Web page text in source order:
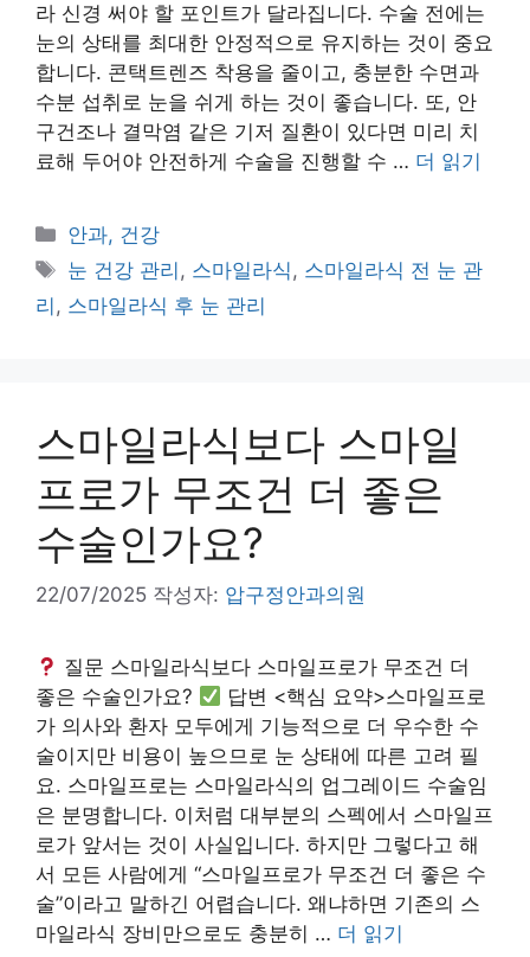
라 신경 써야 할 포인트가 달라집니다. 수술 전에는
눈의 상태를 최대한 안정적으로 유지하는 것이 중요
합니다. 콘택트렌즈 착용을 줄이고, 충분한 수면과
수분 섭취로 눈을 쉬게 하는 것이 좋습니다. 또, 안
구건조나 결막염 같은 기저 질환이 있다면 미리 치
료해 두어야 안전하게 수술을 진행할 수 … 더 읽기
카
테
리
안과, 건강
태
그
눈 건강 관리 , 스마일라식 , 스마일라식 전 눈 관
리 , 스마일라식 후 눈 관리
스마일라식보다 스마일
프로가 무조건 더 좋은
수술인가요?
22/07/2025 작성자: 압구정안과의원
질문 스마일라식보다 스마일프로가 무조건 더
좋은 수술인가요?
답변 <핵심 요약>스마일프로
가 의사와 환자 모두에게 기능적으로 더 우수한 수
술이지만 비용이 높으므로 눈 상태에 따른 고려 필
요. 스마일프로는 스마일라식의 업그레이드 수술임
은 분명합니다. 이처럼 대부분의 스펙에서 스마일프
로가 앞서는 것이 사실입니다. 하지만 그렇다고 해
서 모든 사람에게 “스마일프로가 무조건 더 좋은 수
술”이라고 말하긴 어렵습니다. 왜냐하면 기존의 스
마일라식 장비만으로도 충분히 … 더 읽기